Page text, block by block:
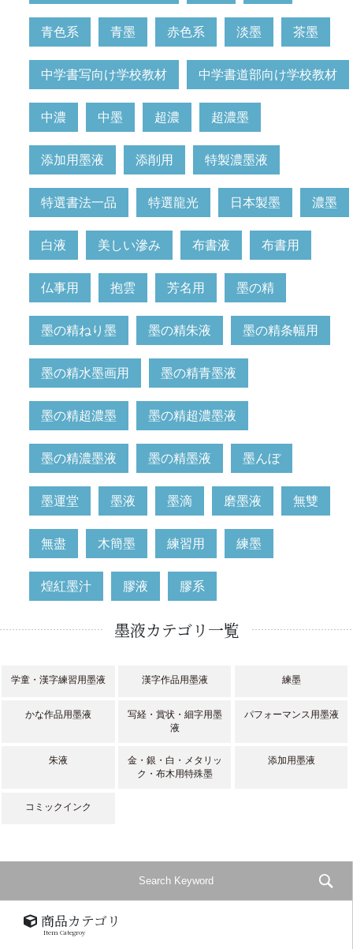
青色系 青墨 赤色系 淡墨 茶墨
中学書写向け学校教材 中学書道部向け学校教材
中濃 中墨 超濃 超濃墨
添加用墨液 添削用 特製濃墨液
特選書法一品 特選龍光 日本製墨 濃墨
白液 美しい滲み 布書液 布書用
仏事用 抱雲 芳名用 墨の精
墨の精ねり墨 墨の精朱液 墨の精条幅用
墨の精水墨画用 墨の精青墨液
墨の精超濃墨 墨の精超濃墨液
墨の精濃墨液 墨の精墨液 墨んぼ
墨運堂 墨液 墨滴 磨墨液 無雙
無盡 木簡墨 練習用 練墨
煌紅墨汁 膠液 膠系
墨液カテゴリ一覧
学童・漢字練習用墨液 漢字作品用墨液 練墨
かな作品用墨液
写経・賞状・細字用墨
液
パフォーマンス用墨液
朱液
金・銀・白・メタリッ
ク・布木用特殊墨
添加用墨液
コミックインク
商品カテゴリ
Item Categroy